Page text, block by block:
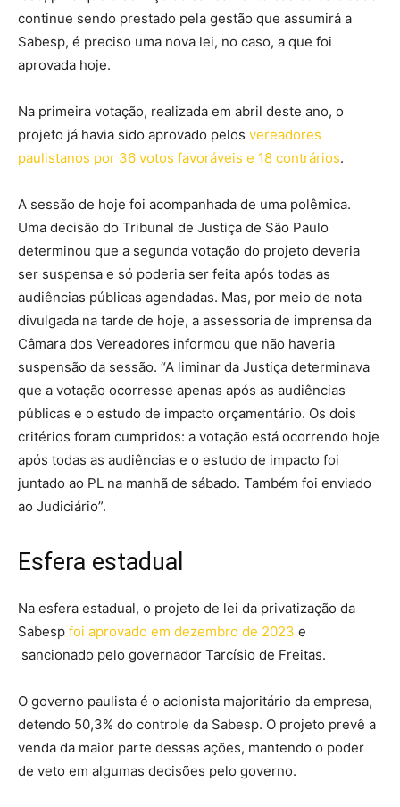
continue sendo prestado pela gestão que assumirá a
Sabesp, é preciso uma nova lei, no caso, a que foi
aprovada hoje.
Na primeira votação, realizada em abril deste ano, o
projeto já havia sido aprovado pelos vereadores
paulistanos por 36 votos favoráveis e 18 contrários.
A sessão de hoje foi acompanhada de uma polêmica.
Uma decisão do Tribunal de Justiça de São Paulo
determinou que a segunda votação do projeto deveria
ser suspensa e só poderia ser feita após todas as
audiências públicas agendadas. Mas, por meio de nota
divulgada na tarde de hoje, a assessoria de imprensa da
Câmara dos Vereadores informou que não haveria
suspensão da sessão. “A liminar da Justiça determinava
que a votação ocorresse apenas após as audiências
públicas e o estudo de impacto orçamentário. Os dois
critérios foram cumpridos: a votação está ocorrendo hoje
após todas as audiências e o estudo de impacto foi
juntado ao PL na manhã de sábado. Também foi enviado
ao Judiciário”.
Esfera estadual
Na esfera estadual, o projeto de lei da privatização da
Sabesp foi aprovado em dezembro de 2023 e
sancionado pelo governador Tarcísio de Freitas.
O governo paulista é o acionista majoritário da empresa,
detendo 50,3% do controle da Sabesp. O projeto prevê a
venda da maior parte dessas ações, mantendo o poder
de veto em algumas decisões pelo governo.